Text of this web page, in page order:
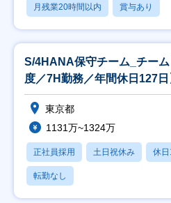
月残業20時間以内 賞与あり
S/4HANA保守チーム_チー
度／7H勤務／年間休日127日
東京都
1131万~1324万
正社員採用 土日祝休み 休
転勤なし